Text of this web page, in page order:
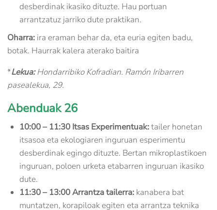
desberdinak ikasiko dituzte. Hau portuan
arrantzatuz jarriko dute praktikan.
Oharra: ira eraman behar da, eta euria egiten badu,
botak. Haurrak kalera aterako baitira
*Lekua:Hondarribiko Kofradian. Ramón Iribarren
pasealekua, 29.
Abenduak 26
10:00 – 11:30 Itsas Experimentuak:tailer honetan
itsasoa eta ekologiaren inguruan esperimentu
desberdinak egingo dituzte. Bertan mikroplastikoen
inguruan, poloen urketa etabarren inguruan ikasiko
dute.
11:30 – 13:00 Arrantza tailerra: kanabera bat
muntatzen, korapiloak egiten eta arrantza teknika